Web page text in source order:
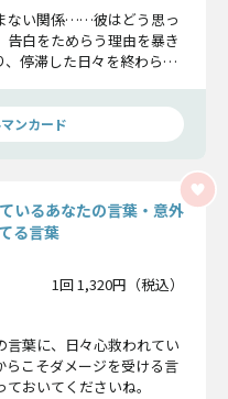
ない関係……彼はどう思っ
白をためらう理由を暴き
停滞した日々を終わらせ
ンカード
いるあなたの言葉・意外
る言葉
1回 1,320円（税込）
言葉に、日々心救われてい
らこそダメージを受ける言
おいてくださいね。